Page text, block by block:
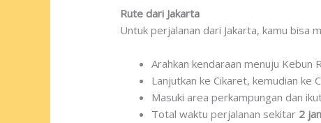
Rute dari Jakarta
Untuk perjalanan dari Jakarta, kamu bisa
Arahkan kendaraan menuju Kebun
Lanjutkan ke Cikaret, kemudian ke
Masuki area perkampungan dan
Total waktu perjalanan sekitar 2